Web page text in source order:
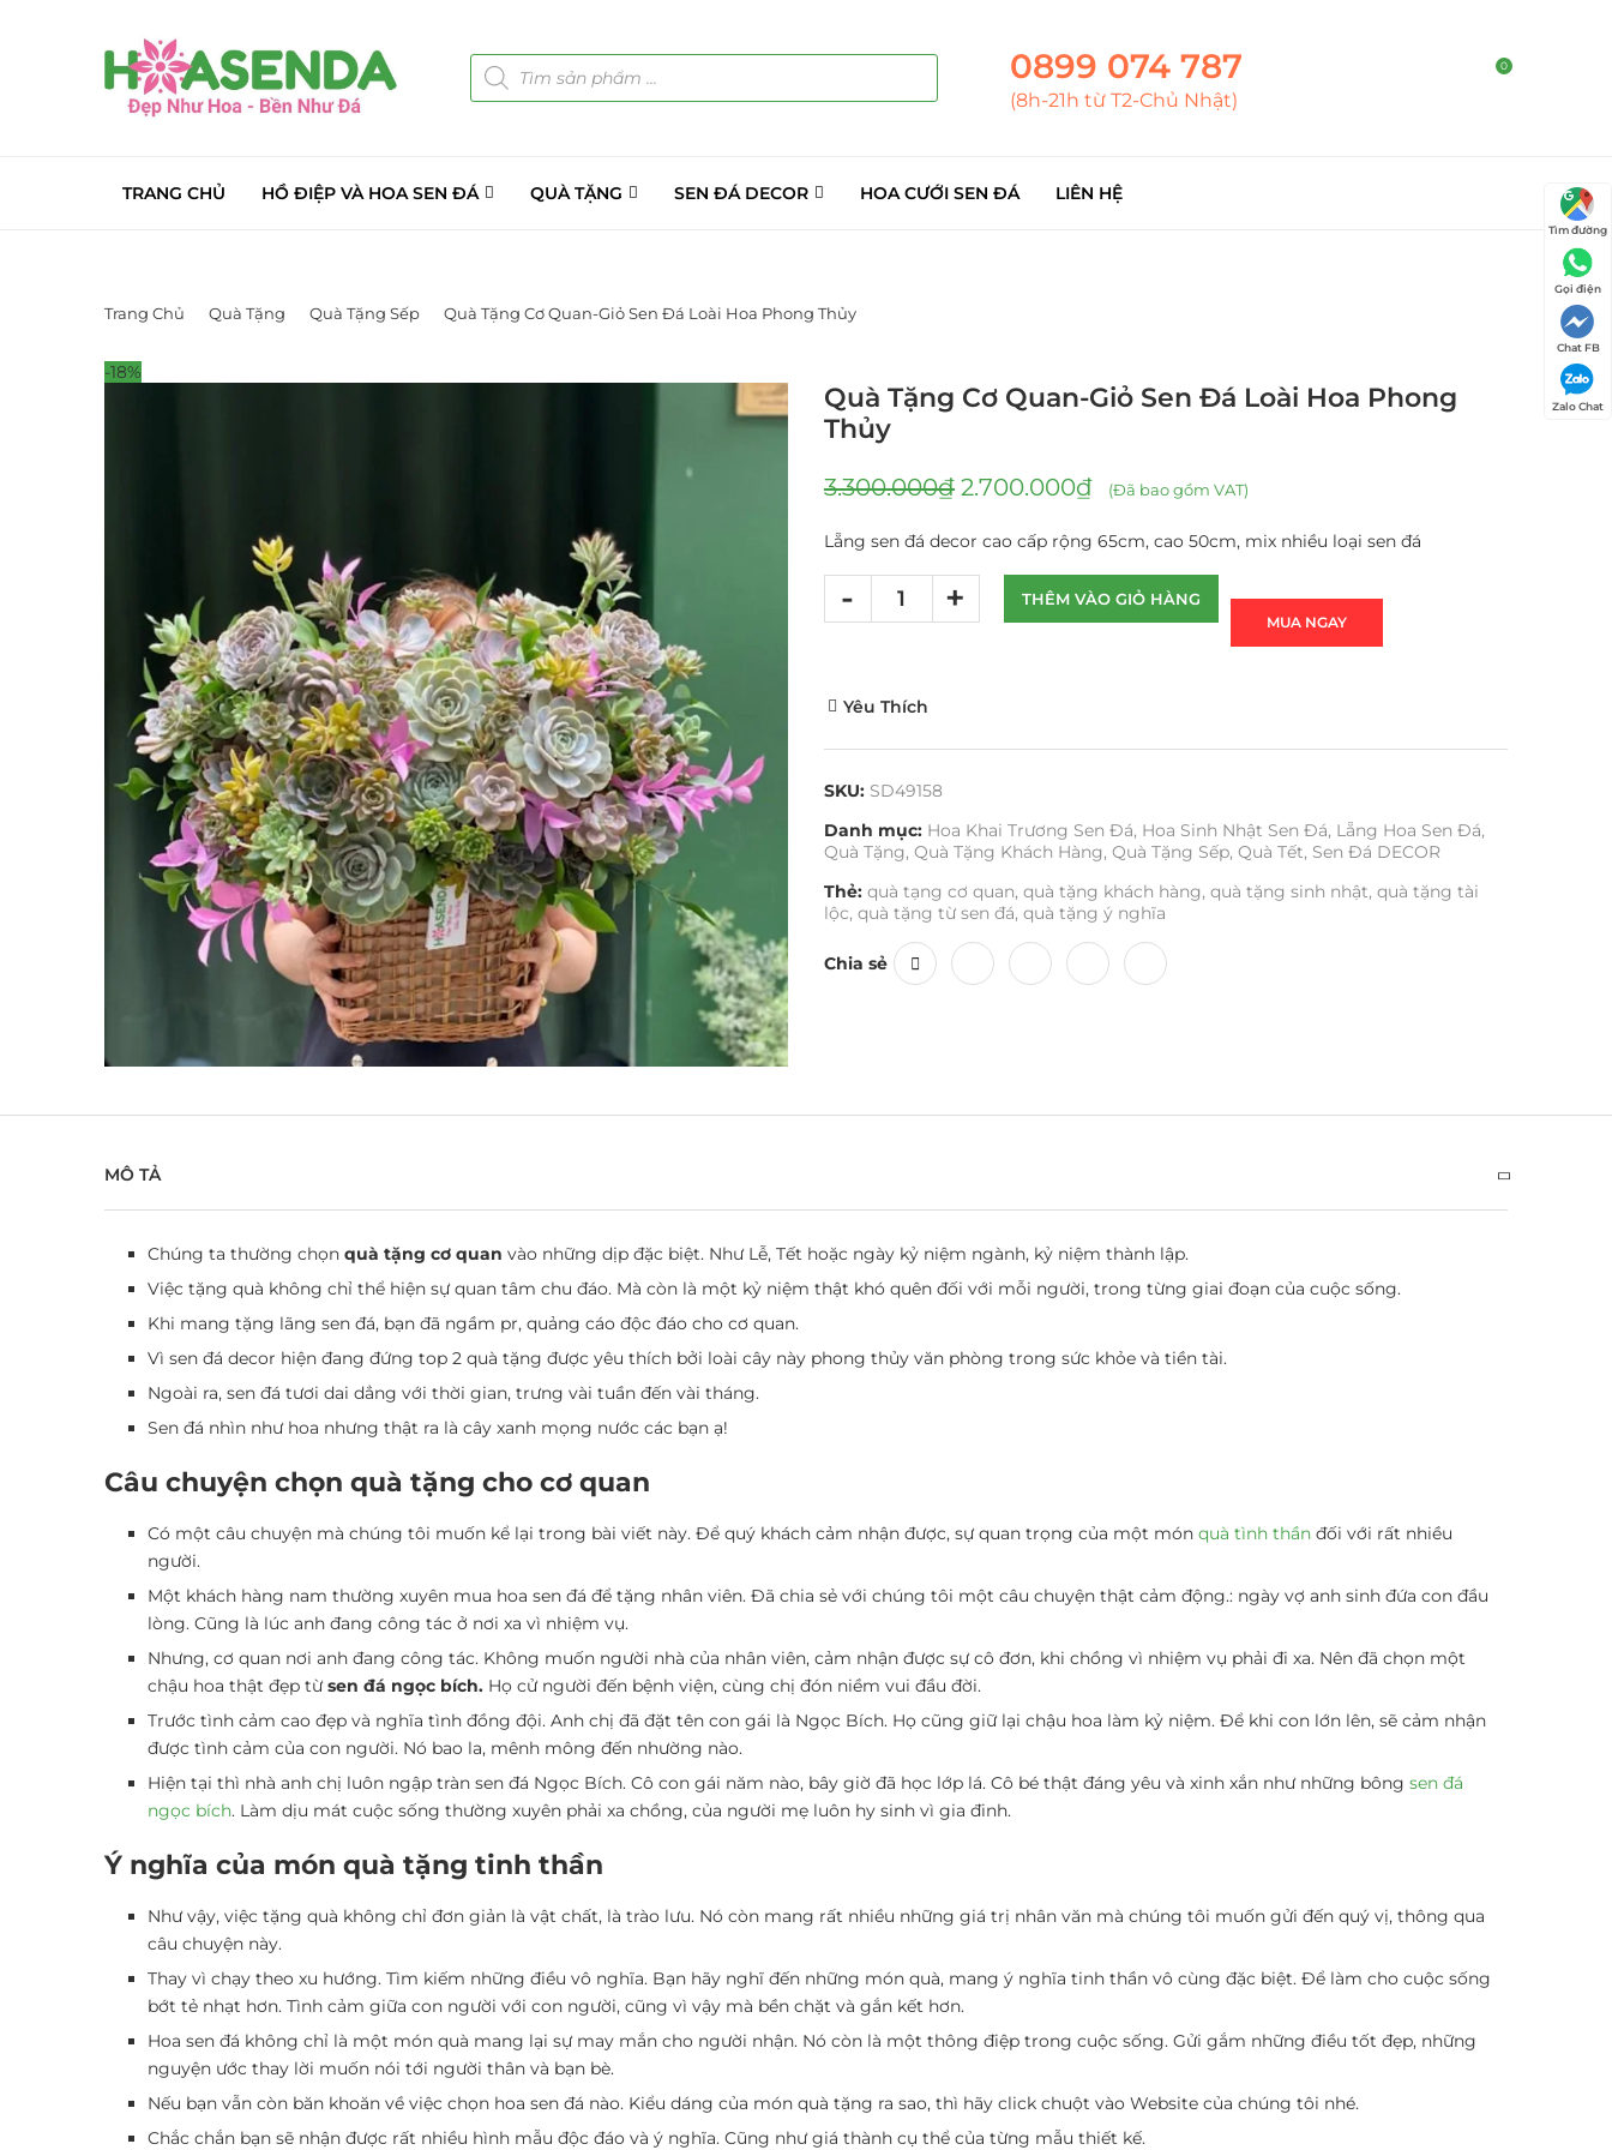
0899 074 787
(8h-21h từ T2-Chủ Nhật)
0
TRANG CHỦ HỒ ĐIỆP VÀ HOA SEN ĐÁ QUÀ TẶNG SEN ĐÁ DECOR HOA CƯỚI SEN ĐÁ LIÊN HỆ
Trang Chủ Quà Tặng Quà Tặng Sếp Quà Tặng Cơ Quan-Giỏ Sen Đá Loài Hoa Phong Thủy
-18%
Quà Tặng Cơ Quan-Giỏ Sen Đá Loài Hoa Phong
Thủy
3.300.000₫ 2.700.000₫ (Đã bao gồm VAT)
Lẵng sen đá decor cao cấp rộng 65cm, cao 50cm, mix nhiều loại sen đá
THÊM VÀO GIỎ HÀNG
MUA NGAY
Yêu Thích
SKU: SD49158
Danh mục: Hoa Khai Trương Sen Đá, Hoa Sinh Nhật Sen Đá, Lẵng Hoa Sen Đá,
Quà Tặng, Quà Tặng Khách Hàng, Quà Tặng Sếp, Quà Tết, Sen Đá DECOR
Thẻ: quà tạng cơ quan, quà tặng khách hàng, quà tặng sinh nhật, quà tặng tài
lộc, quà tặng từ sen đá, quà tặng ý nghĩa
Chia sẻ
MÔ TẢ
Chúng ta thường chọn quà tặng cơ quan vào những dịp đặc biệt. Như Lễ, Tết hoặc ngày kỷ niệm ngành, kỷ niệm thành lập.
Việc tặng quà không chỉ thể hiện sự quan tâm chu đáo. Mà còn là một kỷ niệm thật khó quên đối với mỗi người, trong từng giai đoạn của cuộc sống.
Khi mang tặng lãng sen đá, bạn đã ngầm pr, quảng cáo độc đáo cho cơ quan.
Vì sen đá decor hiện đang đứng top 2 quà tặng được yêu thích bởi loài cây này phong thủy văn phòng trong sức khỏe và tiền tài.
Ngoài ra, sen đá tươi dai dẳng với thời gian, trưng vài tuần đến vài tháng.
Sen đá nhìn như hoa nhưng thật ra là cây xanh mọng nước các bạn ạ!
Câu chuyện chọn quà tặng cho cơ quan
Có một câu chuyện mà chúng tôi muốn kể lại trong bài viết này. Để quý khách cảm nhận được, sự quan trọng của một món quà tình thần đối với rất nhiều
người.
Một khách hàng nam thường xuyên mua hoa sen đá để tặng nhân viên. Đã chia sẻ với chúng tôi một câu chuyện thật cảm động.: ngày vợ anh sinh đứa con đầu
lòng. Cũng là lúc anh đang công tác ở nơi xa vì nhiệm vụ.
Nhưng, cơ quan nơi anh đang công tác. Không muốn người nhà của nhân viên, cảm nhận được sự cô đơn, khi chồng vì nhiệm vụ phải đi xa. Nên đã chọn một
chậu hoa thật đẹp từsen đá ngọc bích. Họ cử người đến bệnh viện, cùng chị đón niềm vui đầu đời.
Trước tình cảm cao đẹp và nghĩa tình đồng đội. Anh chị đã đặt tên con gái là Ngọc Bích. Họ cũng giữ lại chậu hoa làm kỷ niệm. Để khi con lớn lên, sẽ cảm nhận
được tình cảm của con người. Nó bao la, mênh mông đến nhường nào.
Hiện tại thì nhà anh chị luôn ngập tràn sen đá Ngọc Bích. Cô con gái năm nào, bây giờ đã học lớp lá. Cô bé thật đáng yêu và xinh xắn như những bông sen đá
ngọc bích. Làm dịu mát cuộc sống thường xuyên phải xa chồng, của người mẹ luôn hy sinh vì gia đinh.
Ý nghĩa của món quà tặng tinh thần
Như vậy, việc tặng quà không chỉ đơn giản là vật chất, là trào lưu. Nó còn mang rất nhiều những giá trị nhân văn mà chúng tôi muốn gửi đến quý vị, thông qua
câu chuyện này.
Thay vì chạy theo xu hướng. Tìm kiếm những điều vô nghĩa. Bạn hãy nghĩ đến những món quà, mang ý nghĩa tinh thần vô cùng đặc biệt. Để làm cho cuộc sống
bớt tẻ nhạt hơn. Tình cảm giữa con người với con người, cũng vì vậy mà bền chặt và gắn kết hơn.
Hoa sen đá không chỉ là một món quà mang lại sự may mắn cho người nhận. Nó còn là một thông điệp trong cuộc sống. Gửi gắm những điều tốt đẹp, những
nguyện ước thay lời muốn nói tới người thân và bạn bè.
Nếu bạn vẫn còn băn khoăn về việc chọn hoa sen đá nào. Kiểu dáng của món quà tặng ra sao, thì hãy click chuột vào Website của chúng tôi nhé.
Chắc chắn bạn sẽ nhận được rất nhiều hình mẫu độc đáo và ý nghĩa. Cũng như giá thành cụ thể của từng mẫu thiết kế.
Tìm đường
Gọi điện
Chat FB
Zalo Chat